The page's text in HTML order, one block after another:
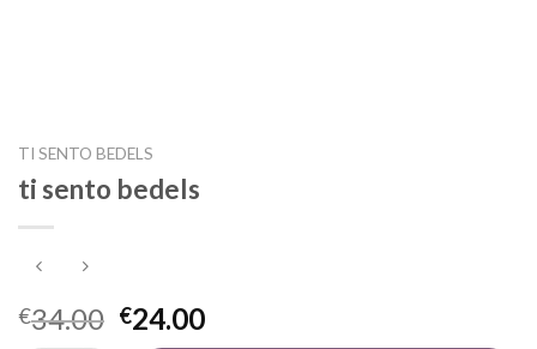
TI SENTO BEDELS
ti sento bedels
€34.00 €24.00